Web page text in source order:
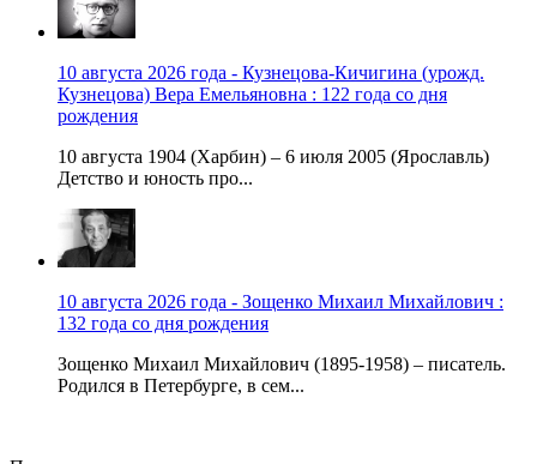
10 августа 2026 года - Кузнецова-Кичигина (урожд.
Кузнецова) Вера Емельяновна : 122 года со дня
рождения
10 августа 1904 (Харбин) – 6 июля 2005 (Ярославль)
Детство и юность про...
10 августа 2026 года - Зощенко Михаил Михайлович :
132 года со дня рождения
Зощенко Михаил Михайлович (1895-1958) – писатель.
Родился в Петербурге, в сем...